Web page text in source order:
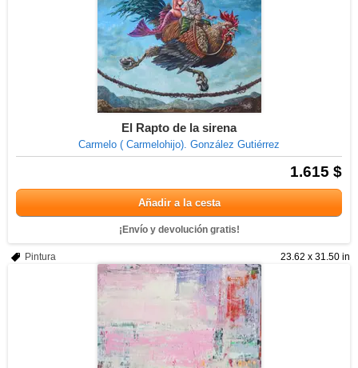
El Rapto de la sirena
Carmelo ( Carmelohijo). González Gutiérrez
1.615 $
Añadir a la cesta
¡Envío y devolución gratis!
23.62 x 31.50 in
Pintura